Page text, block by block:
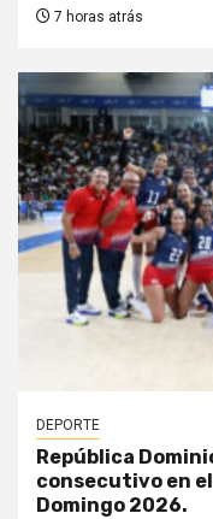
7 horas atrás
DEPORTE
República
consecutivo en
Domingo 2026.